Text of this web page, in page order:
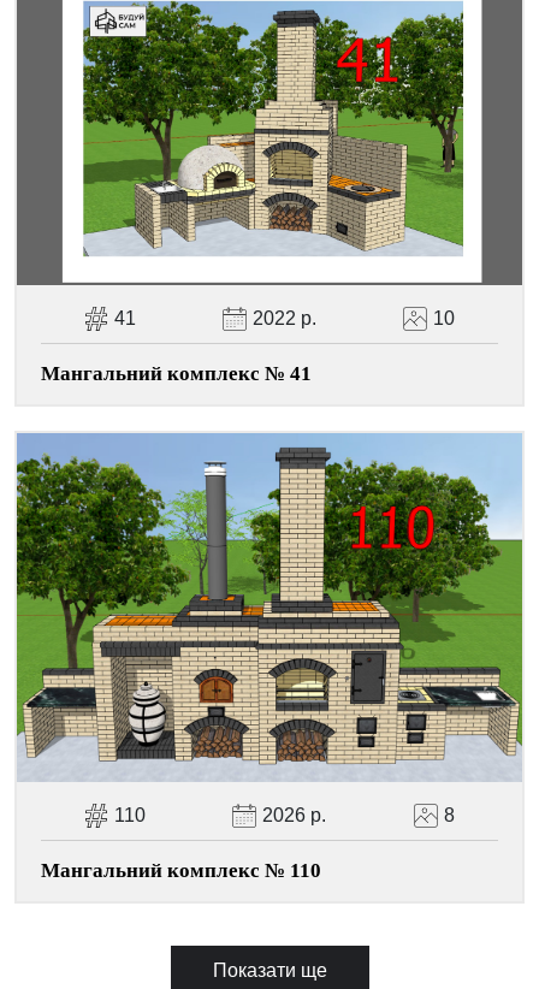
Facebook
ViberTelegramWhatsApp
Pinterest
41 2022 р. 10
Мангальний комплекс № 41
110 2026 р. 8
Мангальний комплекс № 110
Показати ще